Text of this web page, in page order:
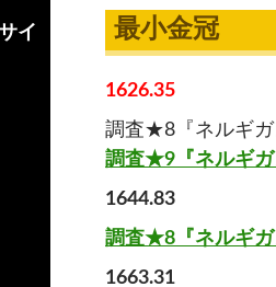
最小金冠
1626.35
調査★8『ネルギガ
調査★9『ネルギガ
1644.83
調査★8『ネルギガ
1663.31
イ